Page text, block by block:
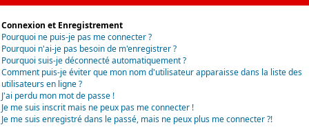
Connexion et Enregistrement
Pourquoi ne puis-je pas me connecter ?
Pourquoi n'ai-je pas besoin de m'enregistrer ?
Pourquoi suis-je déconnecté automatiquement ?
Comment puis-je éviter que mon nom d'utilisateur apparaisse dans la liste des
utilisateurs en ligne ?
J'ai perdu mon mot de passe !
Je me suis inscrit mais ne peux pas me connecter !
Je me suis enregistré dans le passé, mais ne peux plus me connecter ?!